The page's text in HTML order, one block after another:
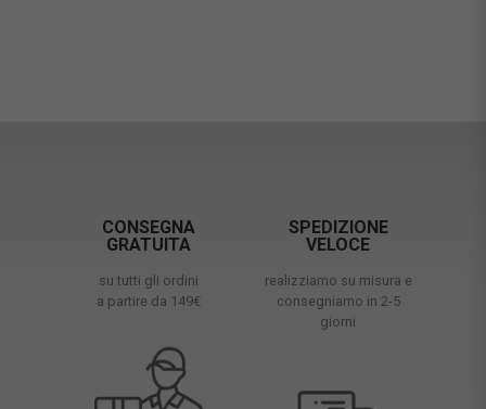
CONSEGNA
GRATUITA
su tutti gli ordini
a partire da 149€
SPEDIZIONE
VELOCE
realizziamo su misura e
consegniamo in 2-5
giorni